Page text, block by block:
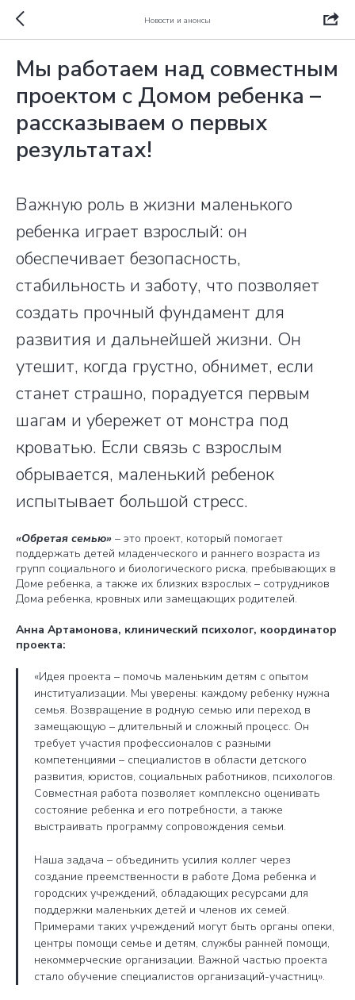
Новости и анонсы
Мы работаем над совместным
проектом с Домом ребенка –
рассказываем о первых
результатах!
Важную роль в жизни маленького
ребенка играет взрослый: он
обеспечивает безопасность,
стабильность и заботу, что позволяет
создать прочный фундамент для
развития и дальнейшей жизни. Он
утешит, когда грустно, обнимет, если
станет страшно, порадуется первым
шагам и убережет от монстра под
кроватью. Если связь с взрослым
обрывается, маленький ребенок
испытывает большой стресс.
«Обретая семью» – это проект, который помогает
поддержать детей младенческого и раннего возраста из
групп социального и биологического риска, пребывающих в
Доме ребенка, а также их близких взрослых – сотрудников
Дома ребенка, кровных или замещающих родителей.
Анна Артамонова, клинический психолог, координатор
проекта:
«Идея проекта – помочь маленьким детям с опытом
институализации. Мы уверены: каждому ребенку нужна
семья. Возвращение в родную семью или переход в
замещающую – длительный и сложный процесс. Он
требует участия профессионалов с разными
компетенциями – специалистов в области детского
развития, юристов, социальных работников, психологов.
Совместная работа позволяет комплексно оценивать
состояние ребенка и его потребности, а также
выстраивать программу сопровождения семьи.
Наша задача – объединить усилия коллег через
создание преемственности в работе Дома ребенка и
городских учреждений, обладающих ресурсами для
поддержки маленьких детей и членов их семей.
Примерами таких учреждений могут быть органы опеки,
центры помощи семье и детям, службы ранней помощи,
некоммерческие организации. Важной частью проекта
стало обучение специалистов организаций-участниц».